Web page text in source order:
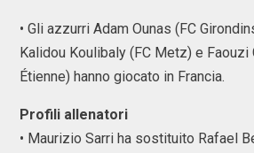
• Gli azzurri Adam Ounas (FC
Kalidou Koulibaly (FC Metz) e Faouzi
Étienne) hanno giocato in Francia.
Profili allenatori
• Maurizio Sarri ha sostituito Rafael